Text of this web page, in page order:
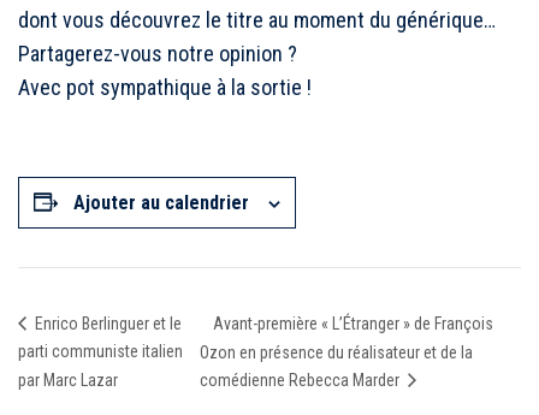
dont vous découvrez le titre au moment du générique…
Partagerez-vous notre opinion ?
Avec pot sympathique à la sortie !
Ajouter au calendrier
Enrico Berlinguer et le
parti communiste italien
par Marc Lazar
Avant-première « L’Étranger » de François
Ozon en présence du réalisateur et de la
comédienne Rebecca Marder